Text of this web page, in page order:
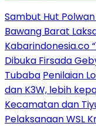
Sambut Hut
Bawang Barat
Kabarindonesia.co
Dibuka Firsada
Tubaba Penilaian
dan K3W, lebih
Kecamatan dan
Pelaksanaan WSL